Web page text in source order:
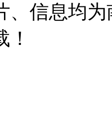
、信息均